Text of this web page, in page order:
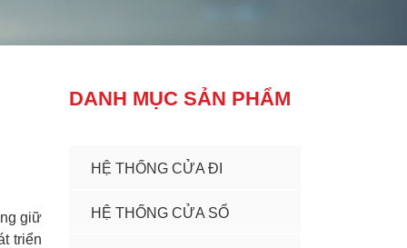
giữ
triển
DANH MỤC SẢN PHẨM
HỆ THỐNG CỬA ĐI
HỆ THỐNG CỬA SỔ